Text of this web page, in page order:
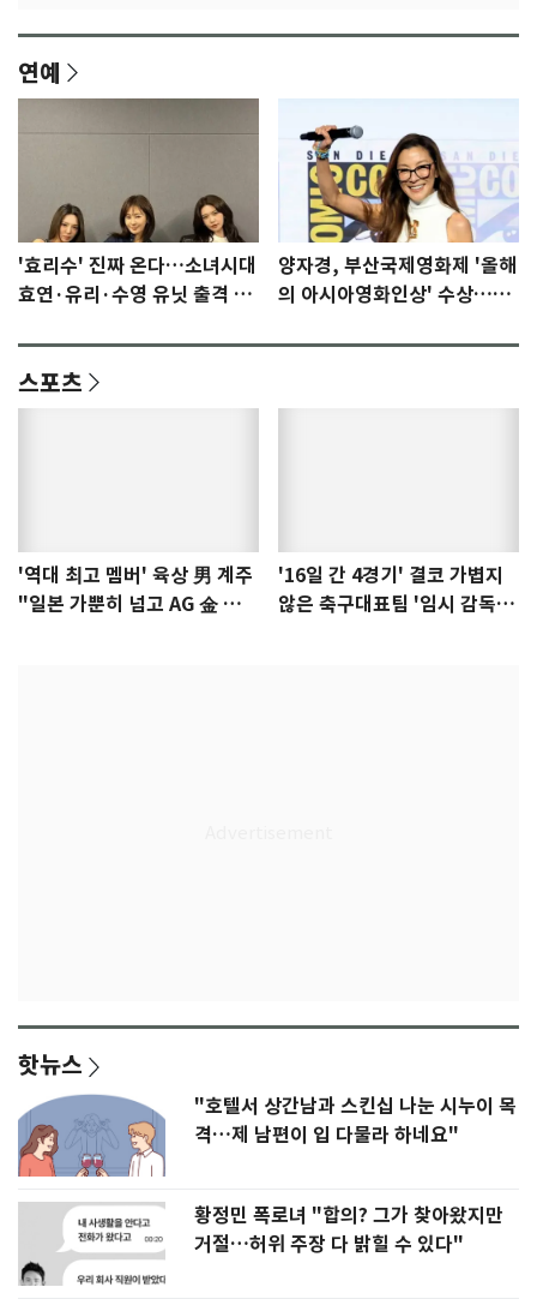
연예
'효리수' 진짜 온다…소녀시대
효연·유리·수영 유닛 출격 [N
양자경, 부산국제영화제 '올해
의 아시아영화인상' 수상…15
스포츠
'역대 최고 멤버' 육상 男 계주
"일본 가뿐히 넘고 AG 金 따겠
'16일 간 4경기' 결코 가볍지
않은 축구대표팀 '임시 감독'
핫뉴스
"호텔서 상간남과 스킨십 나눈 시누이 목
격…제 남편이 입 다물라 하네요"
황정민 폭로녀 "합의? 그가 찾아왔지만
거절…허위 주장 다 밝힐 수 있다"